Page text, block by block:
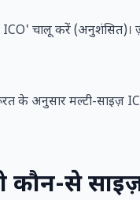
चालू करें (अनुशंसित)।
के अनुसार मल्टी-
से साइज़